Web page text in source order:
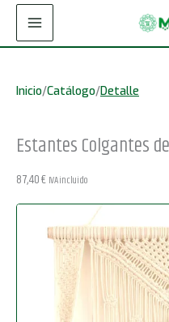
Inicio/Catálogo/Detalle
Estantes Colgantes
87,40€ IVA incluido
Macramé
-
cantidad